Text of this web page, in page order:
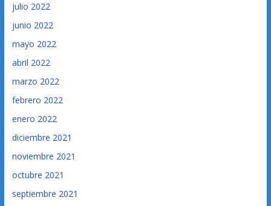
julio 2022
junio 2022
mayo 2022
abril 2022
marzo 2022
febrero 2022
enero 2022
diciembre 2021
noviembre 2021
octubre 2021
septiembre 2021